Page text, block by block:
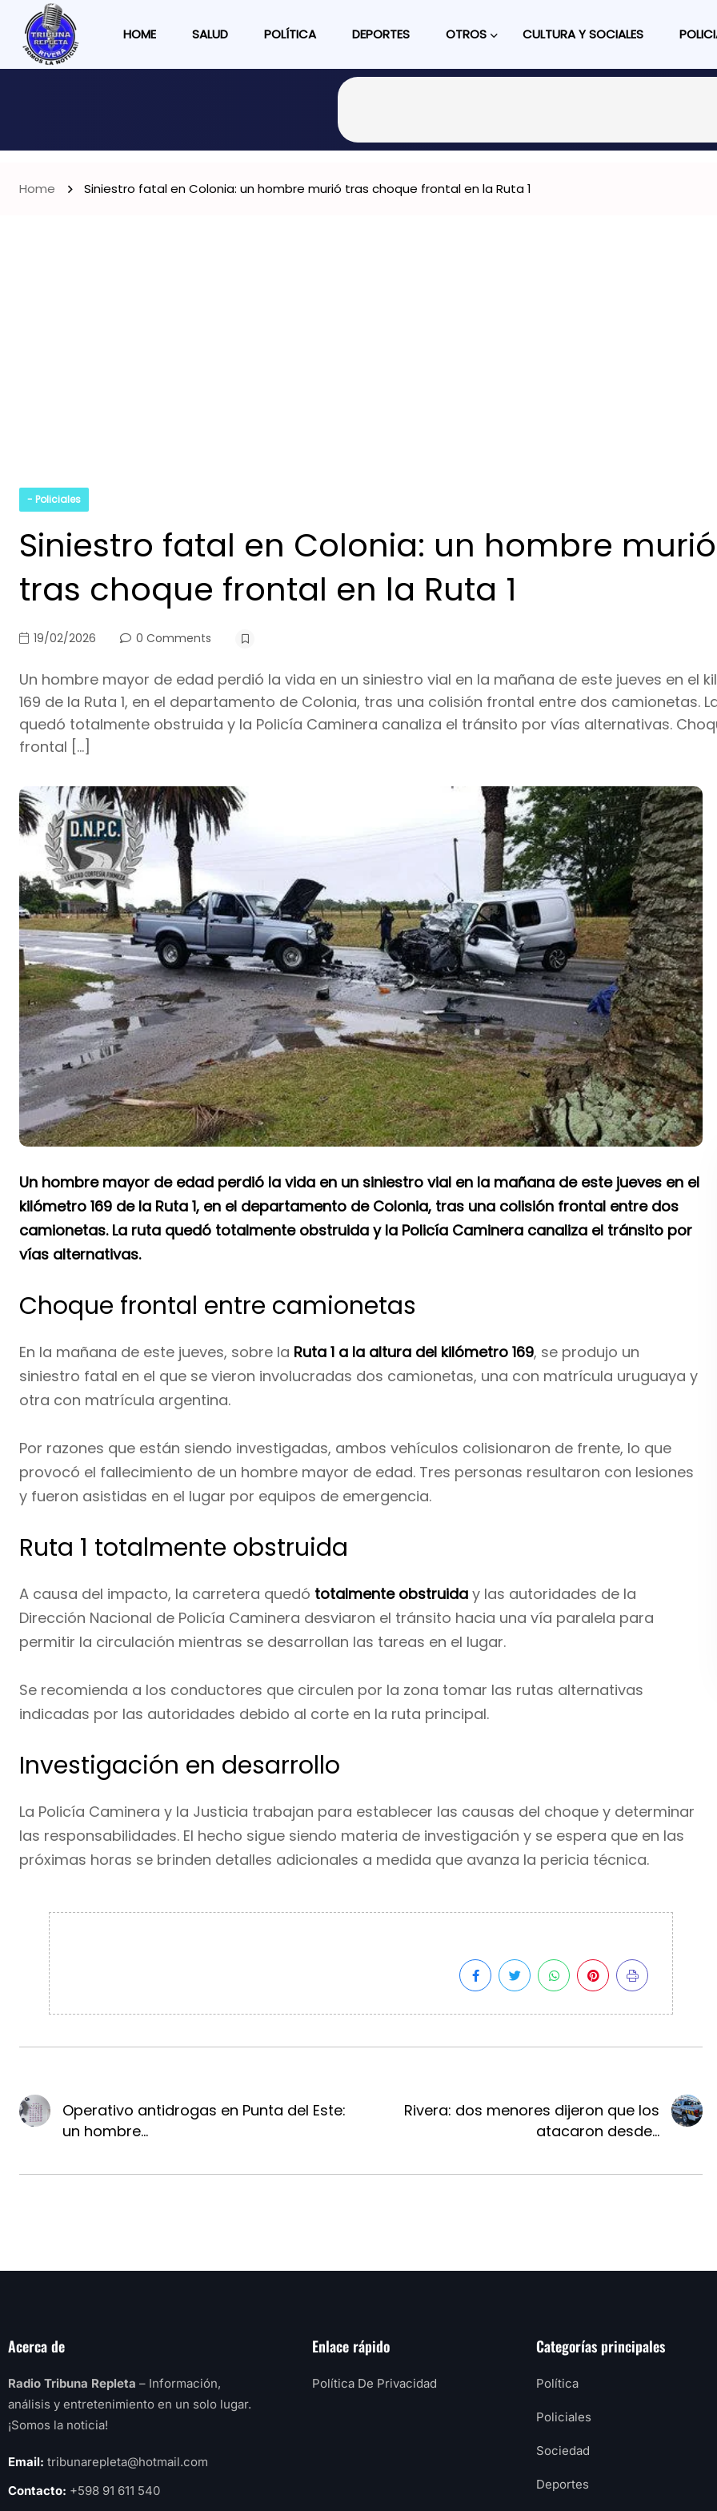
HOME SALUD POLÍTICA DEPORTES OTROS CULTURA Y SOCIALES
Home Siniestro fatal en Colonia: un hombre murió tras choque frontal en la Ruta 1
- Policiales
Siniestro fatal en Colonia: un hombre murió
tras choque frontal en la Ruta 1
19/02/2026 0 Comments
Un hombre mayor de edad perdió la vida en un siniestro vial en la mañana de este jueves en el
169 de la Ruta 1, en el departamento de Colonia, tras una colisión frontal entre dos camionetas.
quedó totalmente obstruida y la Policía Caminera canaliza el tránsito por vías alternativas.
frontal […]
Un hombre mayor de edad perdió la vida en un siniestro vial en la mañana de este jueves en el
kilómetro 169 de la Ruta 1, en el departamento de Colonia, tras una colisión frontal entre dos
camionetas. La ruta quedó totalmente obstruida y la Policía Caminera canaliza el tránsito por
vías alternativas.
Choque frontal entre camionetas
En la mañana de este jueves, sobre la Ruta 1 a la altura del kilómetro 169, se produjo un
siniestro fatal en el que se vieron involucradas dos camionetas, una con matrícula uruguaya y
otra con matrícula argentina.
Por razones que están siendo investigadas, ambos vehículos colisionaron de frente, lo que
provocó el fallecimiento de un hombre mayor de edad. Tres personas resultaron con lesiones
y fueron asistidas en el lugar por equipos de emergencia.
Ruta 1 totalmente obstruida
A causa del impacto, la carretera quedó totalmente obstruida y las autoridades de la
Dirección Nacional de Policía Caminera desviaron el tránsito hacia una vía paralela para
permitir la circulación mientras se desarrollan las tareas en el lugar.
Se recomienda a los conductores que circulen por la zona tomar las rutas alternativas
indicadas por las autoridades debido al corte en la ruta principal.
Investigación en desarrollo
La Policía Caminera y la Justicia trabajan para establecer las causas del choque y determinar
las responsabilidades. El hecho sigue siendo materia de investigación y se espera que en las
próximas horas se brinden detalles adicionales a medida que avanza la pericia técnica.
Operativo antidrogas en Punta del Este:
un hombre...
Rivera: dos menores dijeron que los
atacaron desde...
Acerca de
Radio Tribuna Repleta – Información,
análisis y entretenimiento en un solo lugar.
¡Somos la noticia!
Email: tribunarepleta@hotmail.com
Contacto: +598 91 611 540
Enlace rápido
Política De Privacidad
Categorías principales
Política
Policiales
Sociedad
Deportes